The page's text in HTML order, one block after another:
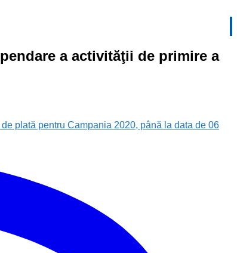
a activităţii de primire a
plată pentru Campania 2020, până la data de 06